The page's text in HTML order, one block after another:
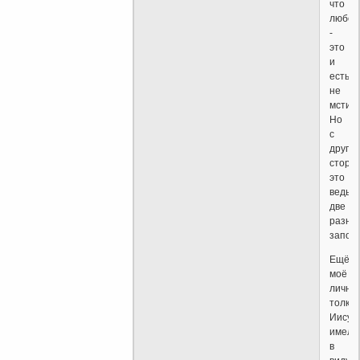
что
-
это
и
есть
не
Но
с
другой
это
ведь
две
Ещё
моё
Иисус
имел
в